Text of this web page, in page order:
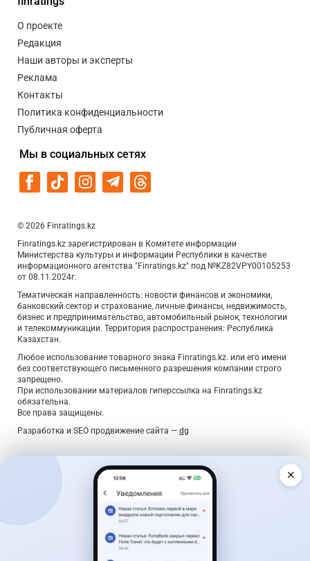
О проекте
Редакция
Наши авторы и эксперты
Реклама
Контакты
Политика конфиденциальности
Публичная оферта
Мы в социальных сетях
© 2026 Finratings.kz
Finratings.kz зарегистрирован в Комитете информации
Министерства культуры и информации Республики в качестве
информационного агентства "Finratings.kz" под №KZ82VPY00105253
от 08.11.2024г.
Тематическая направленность: новости финансов и экономики,
банковский сектор и страхование, личные финансы, недвижимость,
бизнес и предпринимательство, автомобильный рынок, технологии
и телекоммуникации. Территория распространения: Республика
Казахстан.
Любое использование товарного знака Finratings.kz. или его имени
без соответствующего письменного разрешения компании строго
запрещено.
При использовании материалов гиперссылка на Finratings.kz
обязательна.
Все права защищены.
Разработка и SEO продвижение сайта — dg
Дайджест о деньгах — раз в неделю
Главные новости, лучшие ставки по вкладам и курсы
валют — коротко, по делу, без спама.
✕